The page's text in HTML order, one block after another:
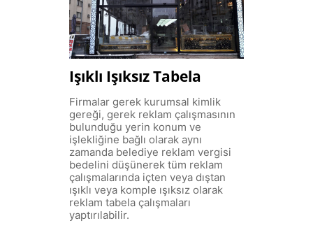
Işıklı Işıksız Tabela
Firmalar gerek kurumsal kimlik
gereği, gerek reklam çalışmasının
bulunduğu yerin konum ve
işlekliğine bağlı olarak aynı
zamanda belediye reklam vergisi
bedelini düşünerek tüm reklam
çalışmalarında içten veya dıştan
ışıklı veya komple ışıksız olarak
reklam tabela çalışmaları
yaptırılabilir.